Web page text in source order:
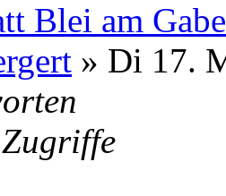
Blei am
» Di 17.
Zugriffe